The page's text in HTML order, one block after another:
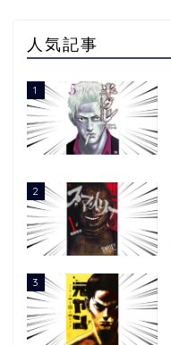
人気記事
1
2
3